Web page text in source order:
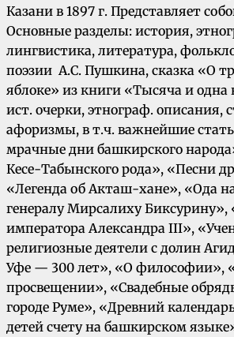
Казани в 1897 г. Представляет
Основные разделы: история,
лингвистика, литература,
поэзии А.С. Пушкина, сказка «О
яблоке» из книги «Тысяча и одна
ист. очерки, этнограф. описания,
афоризмы, в т.ч. важнейшие
мрачные дни башкирского
Кесе-Табынского рода», «Песни
«Легенда об Акташ-хане», «Ода
генералу Мирсалиху
императора Александра III»,
религиозные деятели с долин
Уфе — 300 лет», «О философии»,
просвещении», «Свадебные
городе Руме», «Древний
детей счету на башкирском